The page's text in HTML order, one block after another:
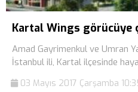
Kartal Wings görücüye
Amad Gayrimenkul ve Umran
İstanbul ili, Kartal ilçesinde
03 Mayıs 2017 Çarşamba